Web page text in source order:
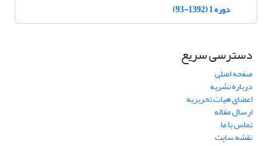
دوره 1 (1392-93)
دسترسی سریع
صفحه اصلی
درباره نشریه
اعضای هیات تحریریه
ارسال مقاله
تماس با ما
نقشه سایت